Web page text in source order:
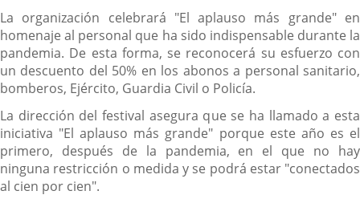
La organización celebrará "El aplauso más grande" en
homenaje al personal que ha sido indispensable durante la
pandemia. De esta forma, se reconocerá su esfuerzo con
un descuento del 50% en los abonos a personal sanitario,
bomberos, Ejército, Guardia Civil o Policía.
La dirección del festival asegura que se ha llamado a esta
iniciativa "El aplauso más grande" porque este año es el
primero, después de la pandemia, en el que no hay
ninguna restricción o medida y se podrá estar "conectados
al cien por cien".